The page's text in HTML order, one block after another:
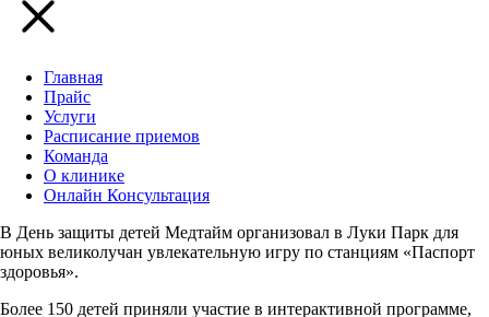
Главная
Прайс
Услуги
Расписание приемов
Команда
О клинике
Онлайн Консультация
В День защиты детей Медтайм организовал в Луки Парк для
юных великолучан увлекательную игру по станциям «Паспорт
здоровья».
Более 150 детей приняли участие в интерактивной программе,